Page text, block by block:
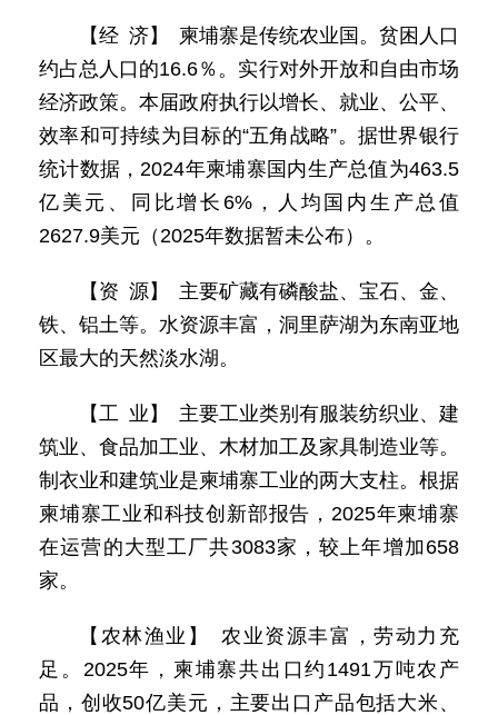
【经 济】 柬埔寨是传统农业国。贫困人口
约占总人口的16.6％。实行对外开放和自由市场
经济政策。本届政府执行以增长、就业、公平、
效率和可持续为目标的“五角战略”。据世界银行
统计数据，2024年柬埔寨国内生产总值为463.5
亿美元、同比增长6%，人均国内生产总值
2627.9美元（2025年数据暂未公布）。
【资 源】 主要矿藏有磷酸盐、宝石、金、
铁、铝土等。水资源丰富，洞里萨湖为东南亚地
区最大的天然淡水湖。
【工 业】 主要工业类别有服装纺织业、建
筑业、食品加工业、木材加工及家具制造业等。
制衣业和建筑业是柬埔寨工业的两大支柱。根据
柬埔寨工业和科技创新部报告，2025年柬埔寨
在运营的大型工厂共3083家，较上年增加658
家。
【农林渔业】 农业资源丰富，劳动力充
足。2025年，柬埔寨共出口约1491万吨农产
品，创收50亿美元，主要出口产品包括大米、